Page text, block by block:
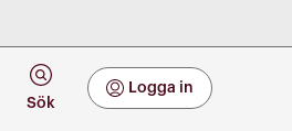
Sök
Logga in